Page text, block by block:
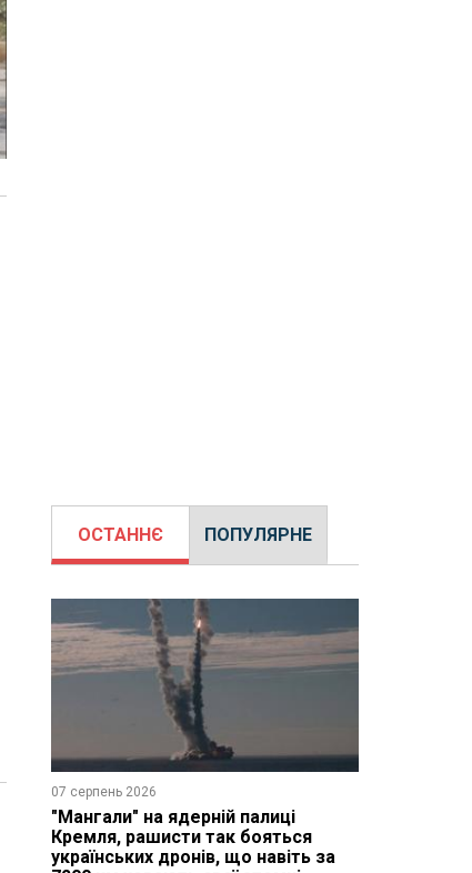
ОСТАННЄ ПОПУЛЯРНЕ
07 серпень 2026
"Мангали" на ядерній палиці
Кремля, рашисти так бояться
українських дронів, що навіть за